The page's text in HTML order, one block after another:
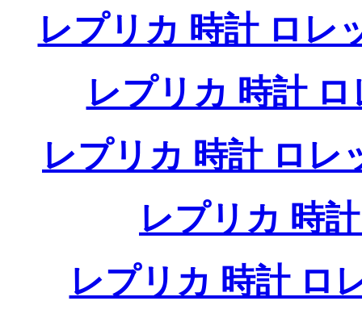
レプリカ 時計 ロレ
レプリカ 時計
レプリカ 時計 ロレ
レプリカ 時
レプリカ 時計 ロ